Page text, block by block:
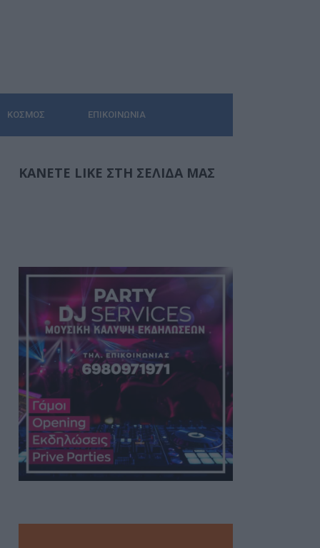
ΚΌΣΜΟΣ ΕΠΙΚΟΙΝΩΝΊΑ
ΚΆΝΕΤΕ LIKE ΣΤΗ ΣΕΛΊΔΑ ΜΑΣ